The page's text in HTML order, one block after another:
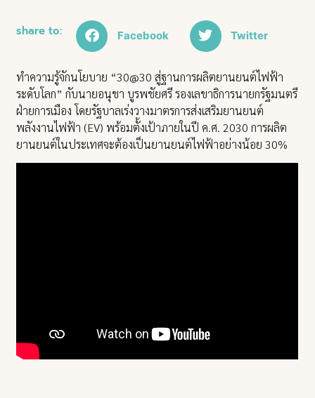
share to: Facebook Twitter
ทำความรู้จักนโยบาย “30@30 สู่ฐานการผลิตยานยนต์ไฟฟ้า
ระดับโลก” กับนายอนุชา บูรพชัยศรี รองเลขาธิการนายกรัฐมนตรี
ฝ่ายการเมือง โดยรัฐบาลเร่งวางมาตรการส่งเสริมยานยนต์
พลังงานไฟฟ้า (EV) พร้อมตั้งเป้าภายในปี ค.ศ. 2030 การผลิต
ยานยนต์ในประเทศจะต้องเป็นยานยนต์ไฟฟ้าอย่างน้อย 30%